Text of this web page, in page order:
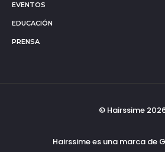
EVENTOS
EDUCACIÓN
PRENSA
© Hairssime
Hairssime es una marca de